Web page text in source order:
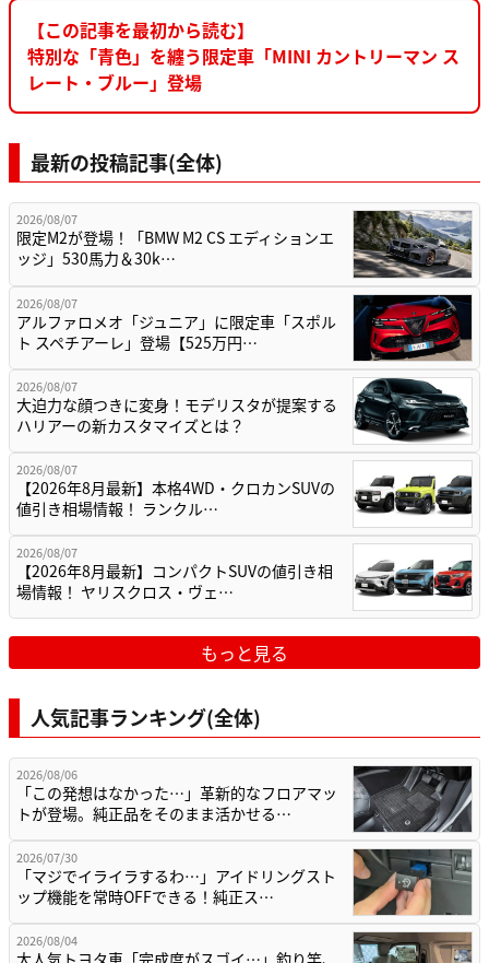
【この記事を最初から読む】
特別な「青色」を纏う限定車「MINI カントリーマン ス
レート・ブルー」登場
最新の投稿記事(全体)
2026/08/07
限定M2が登場！「BMW M2 CS エディションエ
ッジ」530馬力＆30k…
2026/08/07
アルファロメオ「ジュニア」に限定車「スポル
ト スペチアーレ」登場【525万円…
2026/08/07
大迫力な顔つきに変身！モデリスタが提案する
ハリアーの新カスタマイズとは？
2026/08/07
【2026年8月最新】本格4WD・クロカンSUVの
値引き相場情報！ ランクル…
2026/08/07
【2026年8月最新】コンパクトSUVの値引き相
場情報！ ヤリスクロス・ヴェ…
もっと見る
人気記事ランキング(全体)
2026/08/06
「この発想はなかった…」革新的なフロアマッ
トが登場。純正品をそのまま活かせる…
2026/07/30
「マジでイライラするわ…」アイドリングスト
ップ機能を常時OFFできる！純正ス…
2026/08/04